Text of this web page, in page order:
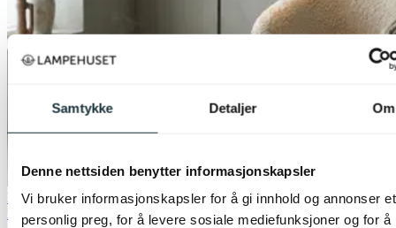
Samtykke Detaljer Om
Denne nettsiden benytter informasjonskapsler
Vi bruker informasjonskapsler for å gi innhold og annonser et
personlig preg, for å levere sosiale mediefunksjoner og for å
BestselgerLagertømming
Nova Life